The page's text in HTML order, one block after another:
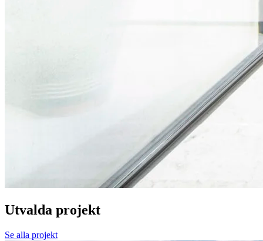
Utvalda projekt
Se alla projekt